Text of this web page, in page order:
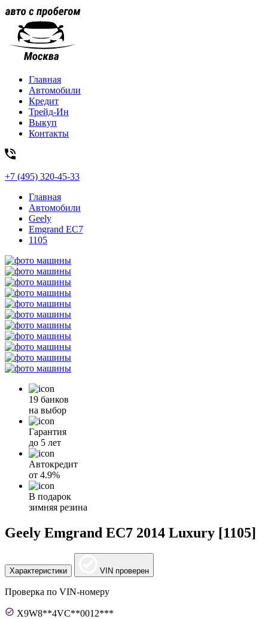
Главная
Автомобили
Кредит
Трейд-Ин
Выкуп
Контакты
+7 (495) 320-45-33
Главная
Автомобили
Geely
Emgrand EC7
1105
19 банков
на выбор
Гарантия
до 5 лет
Автокредит
от 4.9%
В подарок
зимняя резина
Geely Emgrand EC7 2014 Luxury [1105]
Характеристики VIN проверен
Проверка по VIN-номеру
X9W8**4VC**0012***